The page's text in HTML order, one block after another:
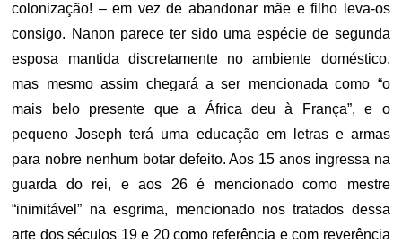
colonização! – em vez de abandonar mãe e filho leva-os
consigo. Nanon parece ter sido uma espécie de segunda
esposa mantida discretamente no ambiente doméstico,
mas mesmo assim chegará a ser mencionada como “o
mais belo presente que a África deu à França”, e o
pequeno Joseph terá uma educação em letras e armas
para nobre nenhum botar defeito. Aos 15 anos ingressa na
guarda do rei, e aos 26 é mencionado como mestre
“inimitável” na esgrima, mencionado nos tratados dessa
arte dos séculos 19 e 20 como referência e com reverência